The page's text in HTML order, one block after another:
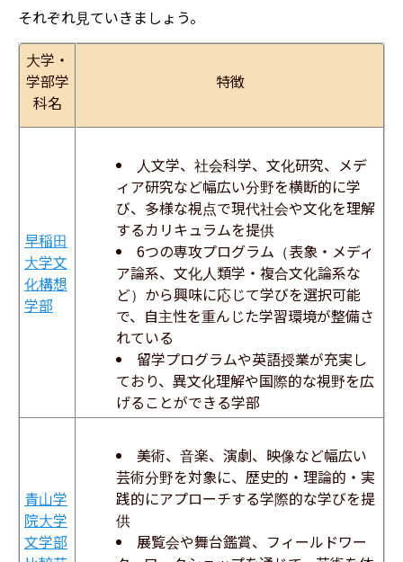
それぞれ見ていきましょう。
大学・
学部学
科名
特徴
早稲田
大学文
化構想
学部
人文学、社会科学、文化研究、メデ
ィア研究など幅広い分野を横断的に学
び、多様な視点で現代社会や文化を理解
するカリキュラムを提供
6つの専攻プログラム（表象・メディ
ア論系、文化人類学・複合文化論系な
ど）から興味に応じて学びを選択可能
で、自主性を重んじた学習環境が整備さ
れている
留学プログラムや英語授業が充実し
ており、異文化理解や国際的な視野を広
げることができる学部
青山学
院大学
文学部
美術、音楽、演劇、映像など幅広い
芸術分野を対象に、歴史的・理論的・実
践的にアプローチする学際的な学びを提
供
展覧会や舞台鑑賞、フィールドワー